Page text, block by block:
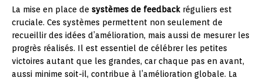
La mise en place de systèmes de feedback réguliers est
cruciale. Ces systèmes permettent non seulement de
recueillir des idées d’amélioration, mais aussi de mesurer les
progrès réalisés. Il est essentiel de célébrer les petites
victoires autant que les grandes, car chaque pas en avant,
aussi minime soit-il, contribue à l’amélioration globale. La